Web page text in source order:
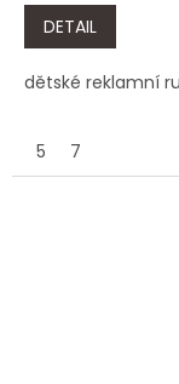
DETAIL
dětské reklamní
5 7